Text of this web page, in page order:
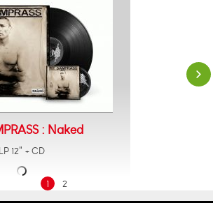
: Naked
LP 12" + CD
1 2